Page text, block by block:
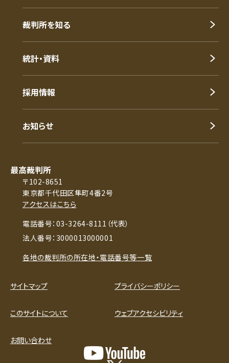
裁判所を知る
統計・資料
採用情報
お知らせ
最高裁判所
〒102-8651
東京都千代田区隼町4番2号
アクセスはこちら
電話番号：03-3264-8111（代表）
法人番号：3000013000001
各地の裁判所の所在地・電話番号等一覧
サイトマップ プライバシーポリシー
このサイトについて ウェブアクセシビリティ
お問い合わせ